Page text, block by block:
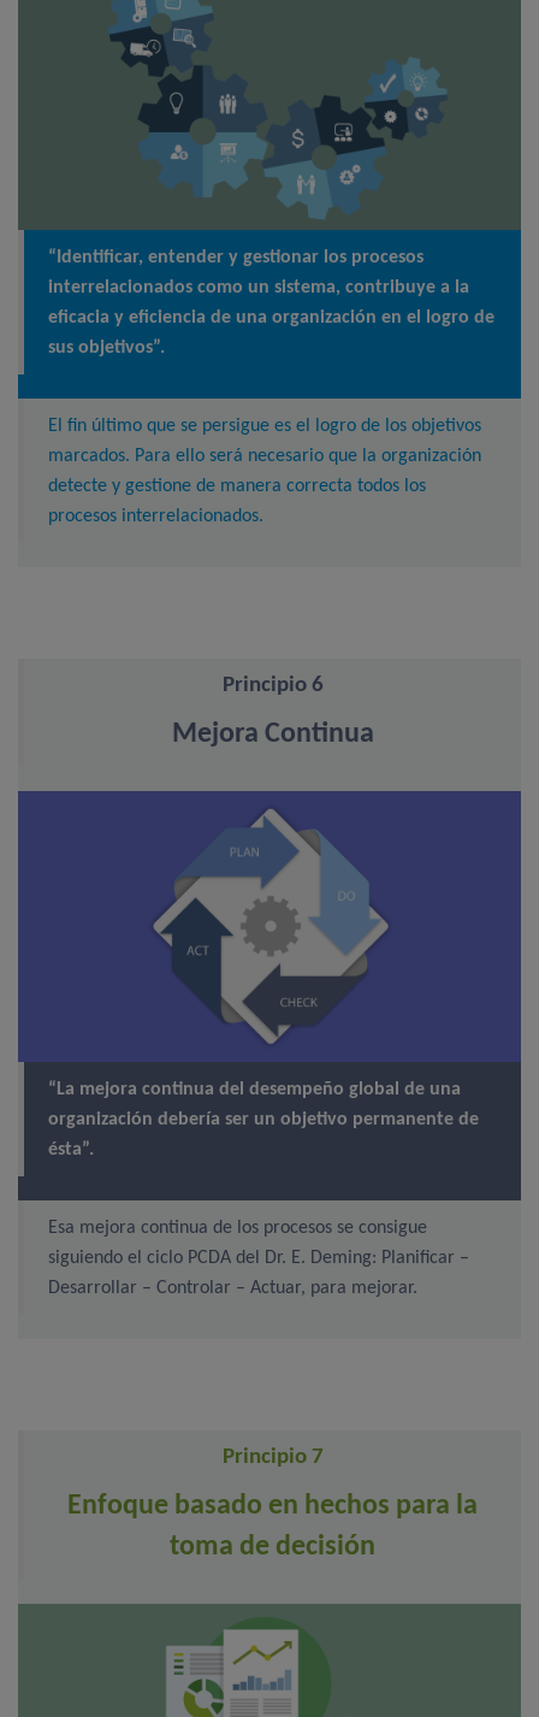
“Identificar, entender y gestionar los procesos
interrelacionados como un sistema, contribuye a la
eficacia y eficiencia de una organización en el logro de
sus objetivos”.
El fin último que se persigue es el logro de los objetivos
marcados. Para ello será necesario que la organización
detecte y gestione de manera correcta todos los
procesos interrelacionados.
Principio 6
Mejora Continua
“La mejora continua del desempeño global de una
organización debería ser un objetivo permanente de
ésta”.
Esa mejora continua de los procesos se consigue
siguiendo el ciclo PCDA del Dr. E. Deming: Planificar –
Desarrollar – Controlar – Actuar, para mejorar.
Principio 7
Enfoque basado en hechos para la
toma de decisión